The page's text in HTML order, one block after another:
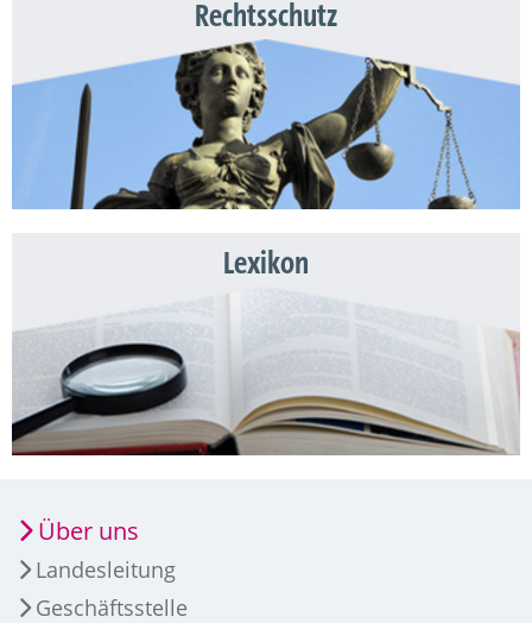
Rechtsschutz
Lexikon
Über uns
Landesleitung
Geschäftsstelle